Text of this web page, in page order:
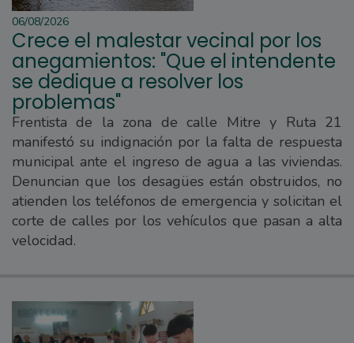
06/08/2026
Crece el malestar vecinal por los
anegamientos: "Que el intendente
se dedique a resolver los
problemas"
Frentista de la zona de calle Mitre y Ruta 21
manifestó su indignación por la falta de respuesta
municipal ante el ingreso de agua a las viviendas.
Denuncian que los desagües están obstruidos, no
atienden los teléfonos de emergencia y solicitan el
corte de calles por los vehículos que pasan a alta
velocidad.